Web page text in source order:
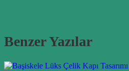
Benzer Yazılar